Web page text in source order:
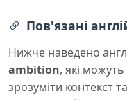
Пов'язані
Нижче наведено
ambition, які
зрозуміти контекст